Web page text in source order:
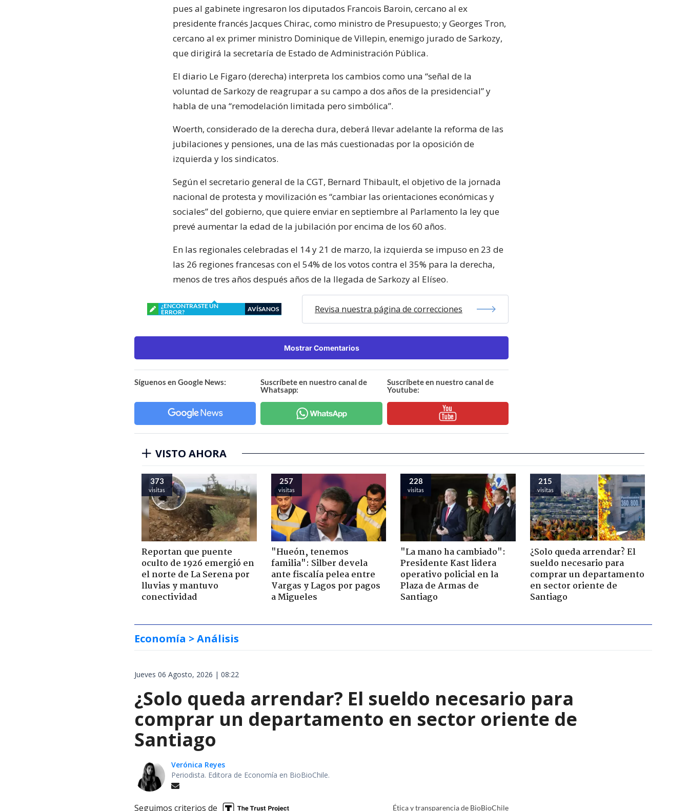
pues al gabinete ingresaron los diputados Francois Baroin, cercano al ex
presidente francés Jacques Chirac, como ministro de Presupuesto; y Georges Tron,
cercano al ex primer ministro Dominique de Villepin, enemigo jurado de Sarkozy,
que dirigirá la secretaría de Estado de Administración Pública.
El diario Le Figaro (derecha) interpreta los cambios como una “señal de la
voluntad de Sarkozy de reagrupar a su campo a dos años de la presidencial” y
habla de una “remodelación limitada pero simbólica”.
Woerth, considerado de la derecha dura, deberá llevar adelante la reforma de las
jubilaciones y pensiones, una de las más cuestionadas por la oposición de
izquierda y los sindicatos.
Según el secretario general de la CGT, Bernard Thibault, el objetivo de la jornada
nacional de protesta y movilización es “cambiar las orientaciones económicas y
sociales” del gobierno, que quiere enviar en septiembre al Parlamento la ley que
prevé aumentar la edad de la jubilación por encima de los 60 años.
En las regionales celebradas el 14 y 21 de marzo, la izquierda se impuso en 23 de
las 26 regiones francesas con el 54% de los votos contra el 35% para la derecha,
menos de tres años después años de la llegada de Sarkozy al Elíseo.
¿ENCONTRASTE UN
ERROR?
AVÍSANOS Revisa nuestra página de correcciones
Mostrar Comentarios
Síguenos en Google News:
Suscríbete en nuestro canal de
Whatsapp:
Suscríbete en nuestro canal de
Youtube:
VISTO AHORA
373
visitas
Reportan que puente
oculto de 1926 emergió en
el norte de La Serena por
lluvias y mantuvo
conectividad
257
visitas
"Hueón, tenemos
familia": Silber devela
ante fiscalía pelea entre
Vargas y Lagos por pagos
a Migueles
228
visitas
"La mano ha cambiado":
Presidente Kast lidera
operativo policial en la
Plaza de Armas de
Santiago
215
visitas
¿Solo queda arrendar? El
sueldo necesario para
comprar un departamento
en sector oriente de
Santiago
Economía > Análisis
Jueves 06 Agosto, 2026 | 08:22
¿Solo queda arrendar? El sueldo necesario para
comprar un departamento en sector oriente de
Santiago
Verónica Reyes
Periodista. Editora de Economía en BioBioChile.
Seguimos criterios de Ética y transparencia de BioBioChile